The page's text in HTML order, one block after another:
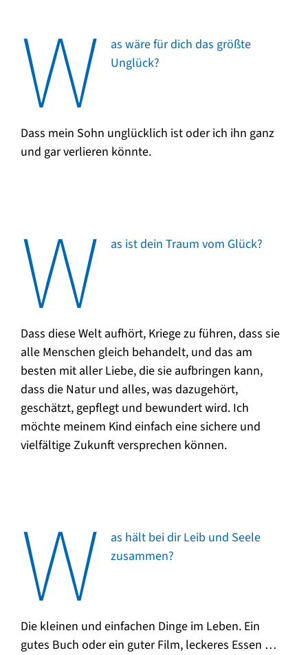
W
as wäre für dich das größte
Unglück?
Dass mein Sohn unglücklich ist oder ich ihn ganz
und gar verlieren könnte.
W as ist dein Traum vom Glück?
Dass diese Welt aufhört, Kriege zu führen, dass sie
alle Menschen gleich behandelt, und das am
besten mit aller Liebe, die sie aufbringen kann,
dass die Natur und alles, was dazugehört,
geschätzt, gepflegt und bewundert wird. Ich
möchte meinem Kind einfach eine sichere und
vielfältige Zukunft versprechen können.
W
as hält bei dir Leib und Seele
zusammen?
Die kleinen und einfachen Dinge im Leben. Ein
gutes Buch oder ein guter Film, leckeres Essen …